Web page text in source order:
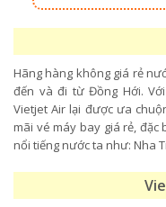
Hãng hàng không giá rẻ
đến và đi từ Đồng Hới.
Vietjet Air lại được ưa
mãi vé máy bay giá rẻ, đặc
nổi tiếng nước ta như: Nha